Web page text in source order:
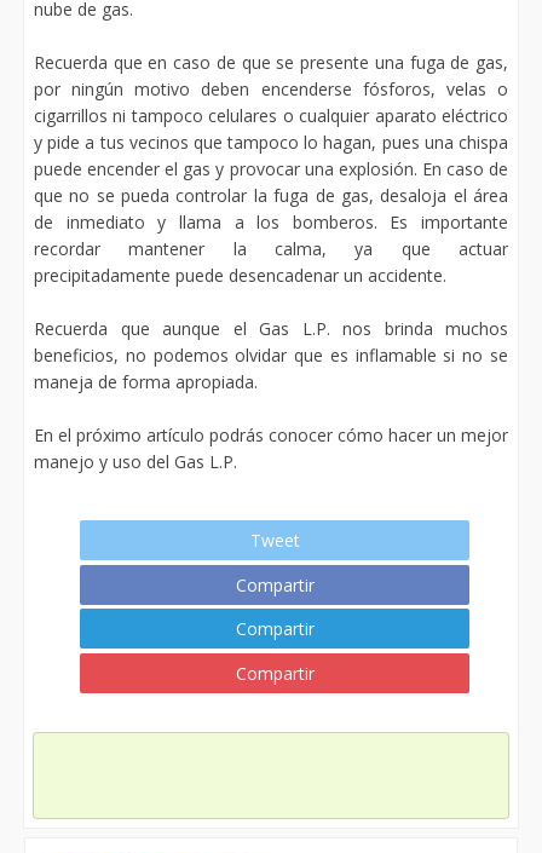
nube de gas.
Recuerda que en caso de que se presente una fuga de gas,
por ningún motivo deben encenderse fósforos, velas o
cigarrillos ni tampoco celulares o cualquier aparato eléctrico
y pide a tus vecinos que tampoco lo hagan, pues una chispa
puede encender el gas y provocar una explosión. En caso de
que no se pueda controlar la fuga de gas, desaloja el área
de inmediato y llama a los bomberos. Es importante
recordar mantener la calma, ya que actuar
precipitadamente puede desencadenar un accidente.
Recuerda que aunque el Gas L.P. nos brinda muchos
beneficios, no podemos olvidar que es inflamable si no se
maneja de forma apropiada.
En el próximo artículo podrás conocer cómo hacer un mejor
manejo y uso del Gas L.P.
Tweet
Compartir
Compartir
Compartir